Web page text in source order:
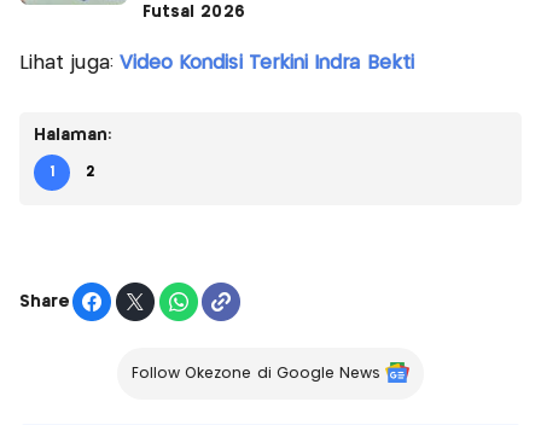
Futsal 2026
Lihat juga: Video Kondisi Terkini Indra Bekti
Halaman:
1 2
Share
Follow Okezone di Google News